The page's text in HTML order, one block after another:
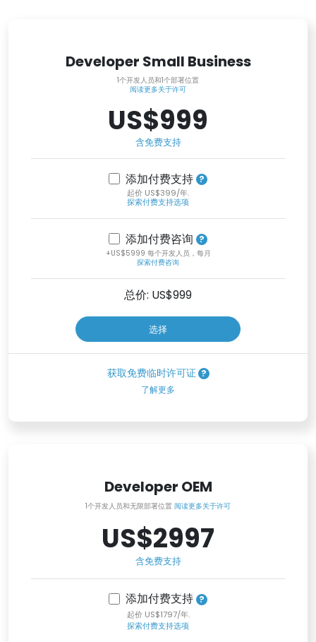
Developer Small Business
1个开发人员和1个部署位置
阅读更多关于许可
US$999
含免费支持
添加付费支持
起价 US$399/年.
探索付费支持选项
添加付费咨询
+US$5999 每个开发人员，每月
探索付费咨询
总价: US$999
选择
获取免费临时许可证
了解更多
Developer OEM
1个开发人员和无限部署位置 阅读更多关于许可
US$2997
含免费支持
添加付费支持
起价 US$1797/年.
探索付费支持选项